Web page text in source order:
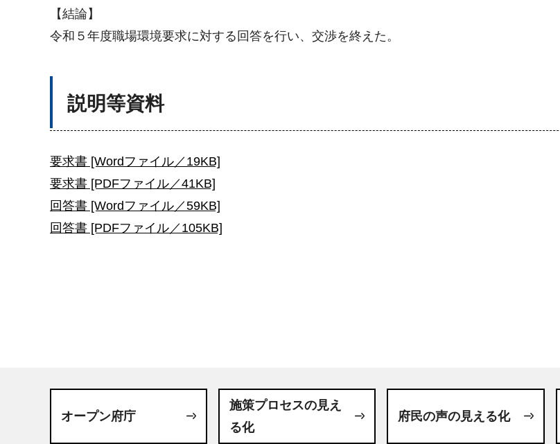
【結論】
令和５年度職場環境要求に対する回答を行い、交渉を終えた。
説明等資料
要求書 [Wordファイル／19KB]
要求書 [PDFファイル／41KB]
回答書 [Wordファイル／59KB]
回答書 [PDFファイル／105KB]
オープン府庁
施策プロセスの見え
る化
府民の声の見える化